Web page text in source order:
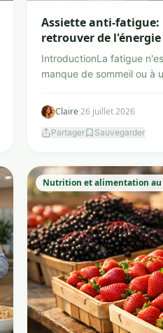
Assiette anti-
retrouver de l'énergie
IntroductionLa fatigue
manque de sommeil ou à
Claire·26 juillet 2026
Partager Sauvegarder
Nutrition et alimentation